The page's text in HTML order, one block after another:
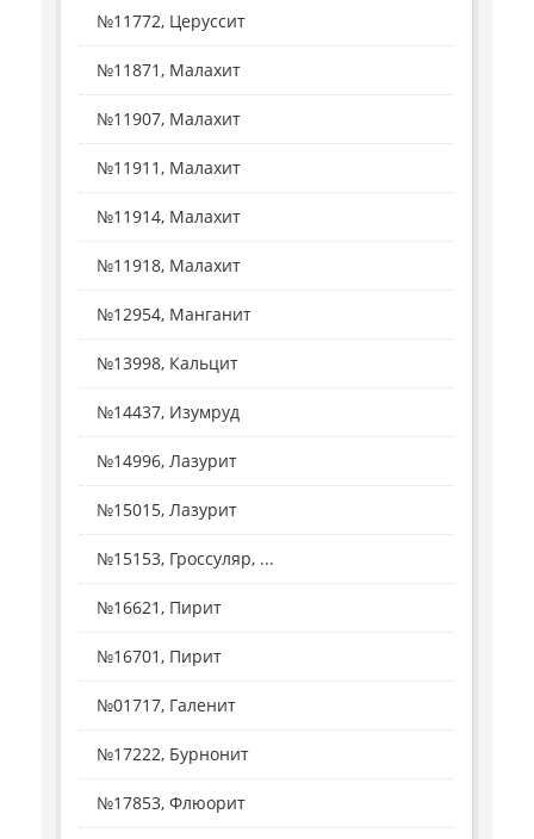
№11772, Церуссит
№11871, Малахит
№11907, Малахит
№11911, Малахит
№11914, Малахит
№11918, Малахит
№12954, Манганит
№13998, Кальцит
№14437, Изумруд
№14996, Лазурит
№15015, Лазурит
№15153, Гроссуляр, ...
№16621, Пирит
№16701, Пирит
№01717, Галенит
№17222, Бурнонит
№17853, Флюорит